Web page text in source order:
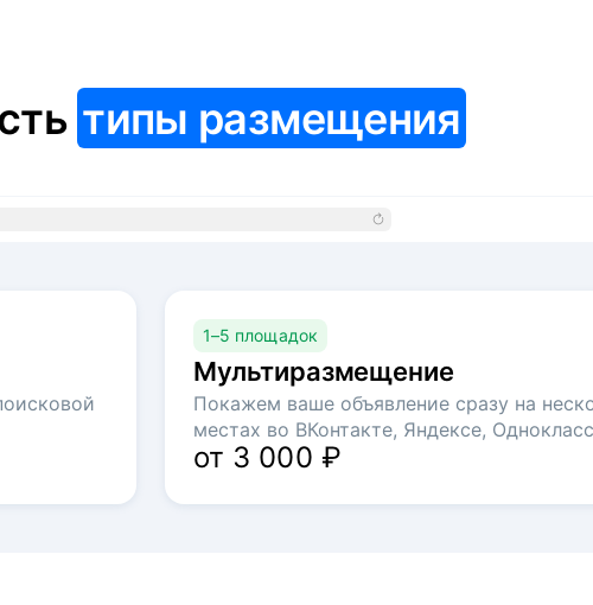
типы размещения
1–5 площадок
Мультиразмещение
Покажем ваше объявление сразу на
местах во ВКонтакте, Яндексе,
от 3 000 ₽